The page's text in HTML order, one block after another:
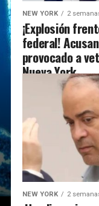
NEW YORK 2
¡Explosión
federal!
provocado a
Nueva York
NEW YORK 2